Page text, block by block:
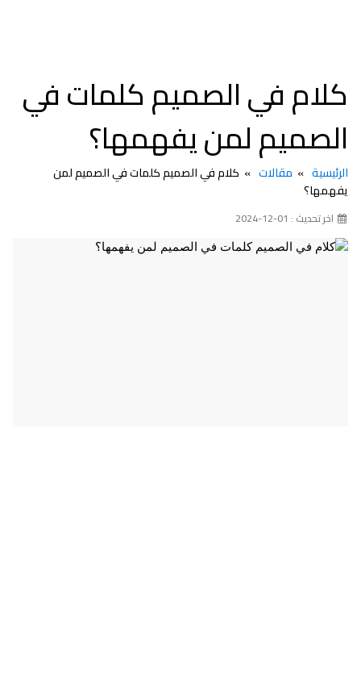
كلام في الصميم كلمات في
الصميم لمن يفهمها؟
الرئيسية مقالات
كلام في الصميم كلمات في الصميم لمن
يفهمها؟
اخر تحديث : 01-12-2024